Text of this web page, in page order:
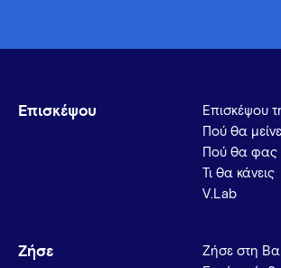
Επισκέψου
Επισκέψου
Πού θα
Πού θα φας
Τι θα κάνεις
V.Lab
Ζήσε
Ζήσε στη